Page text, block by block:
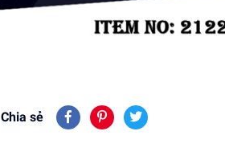
Chia sẻ